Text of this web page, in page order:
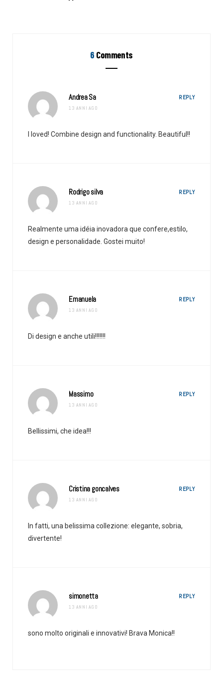
6 Comments
Andrea Sa
13 ANNI AGO
REPLY
I loved! Combine design and functionality. Beautiful!!
Rodrigo silva
13 ANNI AGO
REPLY
Realmente uma idéia inovadora que confere,estilo,
design e personalidade. Gostei muito!
Emanuela
13 ANNI AGO
REPLY
Di design e anche utili!!!!!!!
Massimo
13 ANNI AGO
REPLY
Bellissimi, che idea!!!
Cristina goncalves
13 ANNI AGO
REPLY
In fatti, una belissima collezione: elegante, sobria,
divertente!
simonetta
13 ANNI AGO
REPLY
sono molto originali e innovativi! Brava Monica!!